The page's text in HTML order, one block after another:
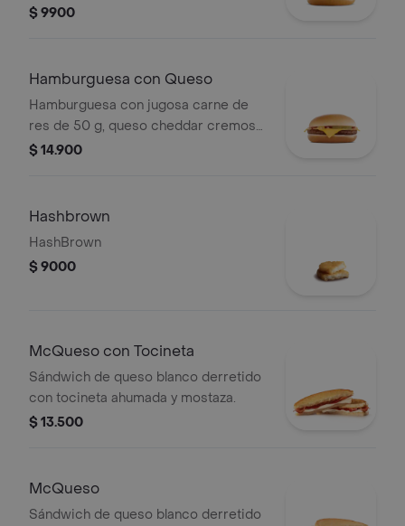
de tomate y mostaza, en pan suave
$ 9900
Hamburguesa con Queso
Hamburguesa con jugosa carne de
res de 50 g, queso cheddar cremoso,
cebolla, pepinillos, salsa de tomate y
$ 14.900
Hashbrown
HashBrown
$ 9000
McQueso con Tocineta
Sándwich de queso blanco derretido
con tocineta ahumada y mostaza.
$ 13.500
McQueso
Sándwich de queso blanco derretido